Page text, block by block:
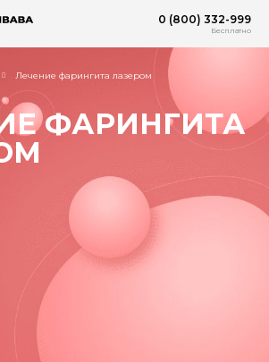
0 (800) 332-999
Бесплатно
Лечение фарингита лазером
ФАРИНГИТА